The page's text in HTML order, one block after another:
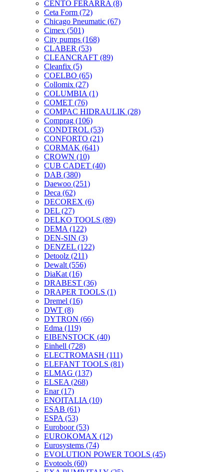
CENTO FERARRA (8)
Ceta Form (72)
Chicago Pneumatic (67)
Cimex (501)
City pumps (168)
CLABER (53)
CLEANCRAFT (89)
Cleanfix (5)
COELBO (65)
Collomix (27)
COLUMBIA (1)
COMET (76)
COMPAC HIDRAULIK (28)
Comprag (106)
CONDTROL (53)
CONFORTO (21)
CORMAK (641)
CROWN (10)
CUB CADET (40)
DAB (380)
Daewoo (251)
Deca (62)
DECOREX (6)
DEL (27)
DELKO TOOLS (89)
DEMA (122)
DEN-SIN (3)
DENZEL (122)
Detoolz (211)
Dewalt (556)
DiaKat (16)
DRABEST (36)
DRAPER TOOLS (1)
Dremel (16)
DWT (8)
DYTRON (66)
Edma (119)
EIBENSTOCK (40)
Einhell (728)
ELECTROMASH (111)
ELEFANT TOOLS (81)
ELMAG (137)
ELSEA (268)
Enar(17)
ENOITALIA (10)
ESAB (61)
ESPA (53)
Euroboor(53)
EUROKOMAX (12)
Eurosystems (74)
EVOLUTION POWER TOOLS (45)
Evotools (60)